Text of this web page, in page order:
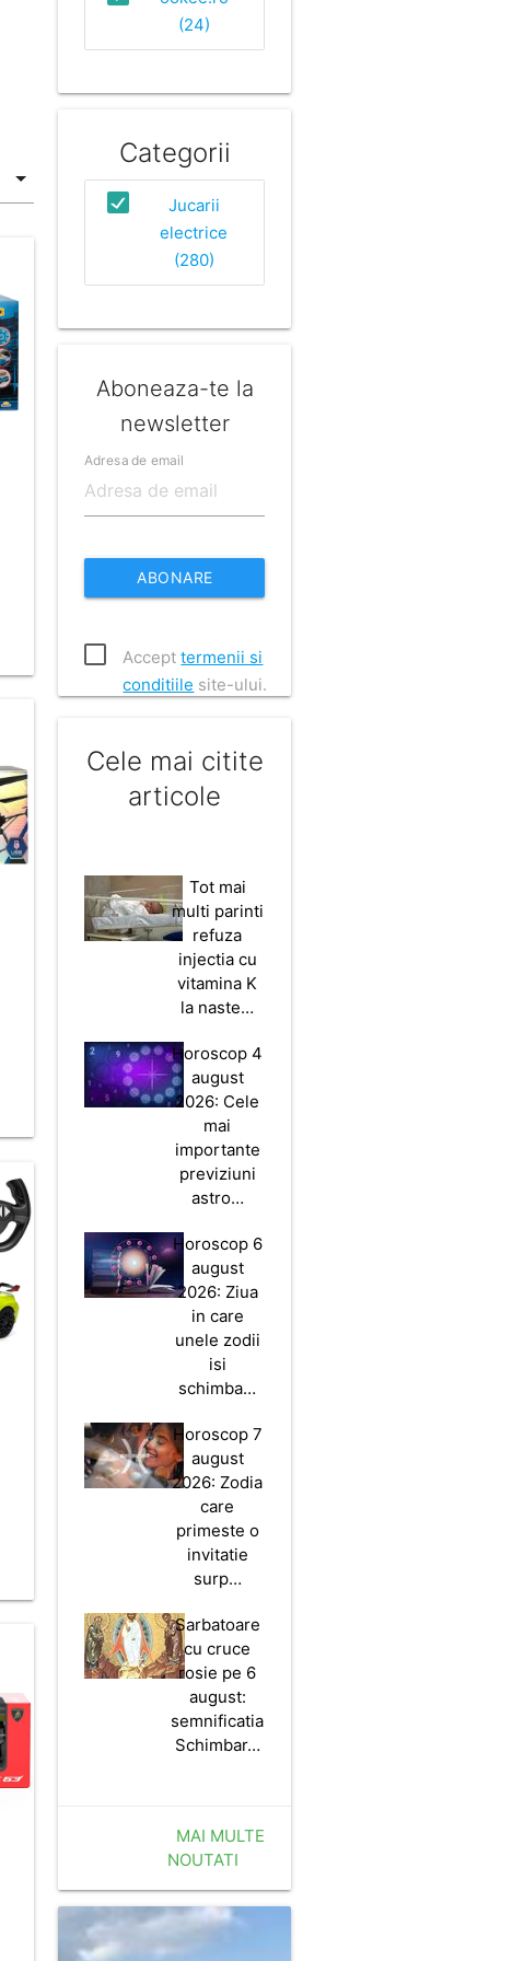
(24)
Categorii
Jucarii
electrice
(280)
Aboneaza-te la
newsletter
Adresa de email
ABONARE
Accepttermenii si
conditiile site-ului.
Cele mai citite
articole
Tot mai
multi parinti
refuza
injectia cu
vitamina K
la naste…
Horoscop 4
august
2026: Cele
mai
importante
previziuni
astro…
Horoscop 6
august
2026: Ziua
in care
unele zodii
isi
schimba…
Horoscop 7
august
2026: Zodia
care
primeste o
invitatie
surp…
Sarbatoare
cu cruce
rosie pe 6
august:
semnificatia
Schimbar…
MAI MULTE
NOUTATI